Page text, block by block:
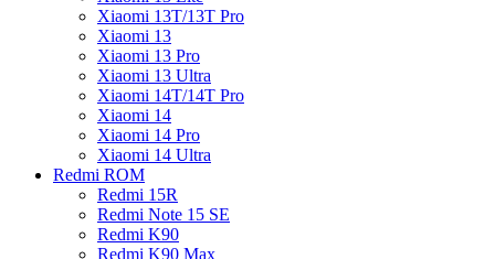
Xiaomi 13T/13T Pro
Xiaomi 13
Xiaomi 13 Pro
Xiaomi 13 Ultra
Xiaomi 14T/14T Pro
Xiaomi 14
Xiaomi 14 Pro
Xiaomi 14 Ultra
Redmi ROM
Redmi 15R
Redmi Note 15 SE
Redmi K90
Redmi K90 Max